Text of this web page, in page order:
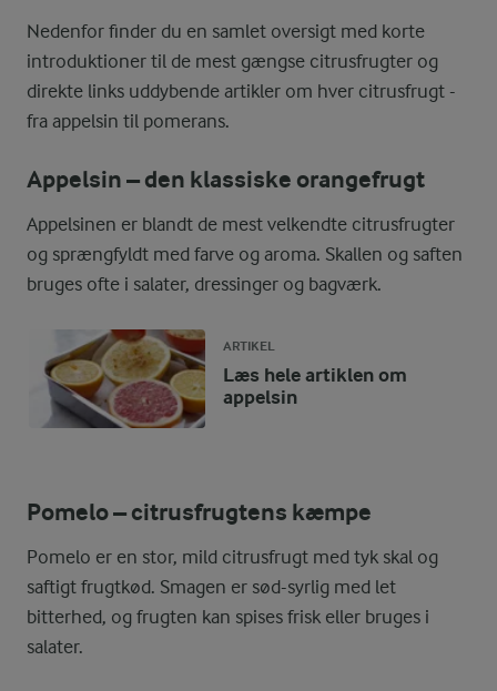
Nedenfor finder du en samlet oversigt med korte
introduktioner til de mest gængse citrusfrugter og
direkte links uddybende artikler om hver citrusfrugt -
fra appelsin til pomerans.
Appelsin – den klassiske orangefrugt
Appelsinen er blandt de mest velkendte citrusfrugter
og sprængfyldt med farve og aroma. Skallen og saften
bruges ofte i salater, dressinger og bagværk.
ARTIKEL
Læs hele artiklen om
appelsin
Pomelo – citrusfrugtens kæmpe
Pomelo er en stor, mild citrusfrugt med tyk skal og
saftigt frugtkød. Smagen er sød-syrlig med let
bitterhed, og frugten kan spises frisk eller bruges i
salater.